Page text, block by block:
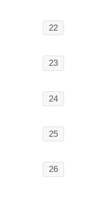
22
23
24
25
26